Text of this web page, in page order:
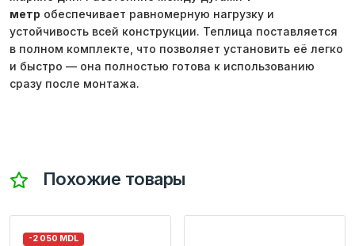
метр обеспечивает равномерную нагрузку и
устойчивость всей конструкции. Теплица поставляется
в полном комплекте, что позволяет установить её легко
и быстро — она полностью готова к использованию
сразу после монтажа.
Похожие товары
-2 050 MDL